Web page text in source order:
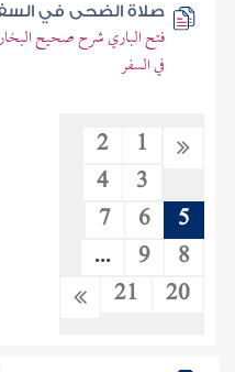
صلاة الضحى في
فتح الباري شرح صحيح
في السفر
1
2
3
4
5
6
7
8
9
...
20
21